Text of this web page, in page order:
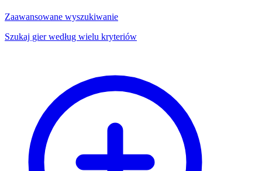
Zaawansowane wyszukiwanie
Szukaj gier według wielu kryteriów